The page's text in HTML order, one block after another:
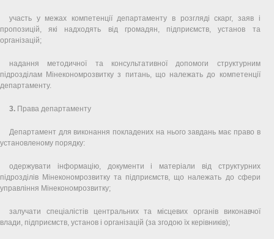
участь у межах компетенції департаменту в розгляді скарг, заяв і
пропозицій, які надходять від громадян, підприємств, установ та
організацій;
надання методичної та консультативної допомоги структурним
підрозділам Мінекономрозвитку з питань, що належать до компетенції
департаменту.
3. Права департаменту
Департамент для виконання покладених на нього завдань має право в
установленому порядку:
одержувати інформацію, документи і матеріали від структурних
підрозділів Мінекономрозвитку та підприємств, що належать до сфери
управління Мінекономрозвитку;
залучати спеціалістів центральних та місцевих органів виконавчої
влади, підприємств, установ і організацій (за згодою їх керівників);